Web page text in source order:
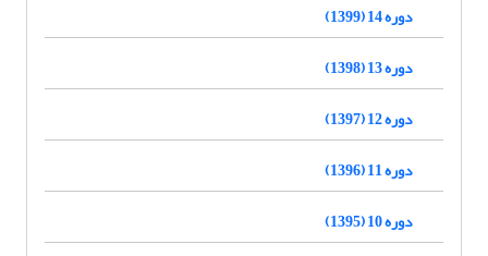
دوره 14 (1399)
دوره 13 (1398)
دوره 12 (1397)
دوره 11 (1396)
دوره 10 (1395)